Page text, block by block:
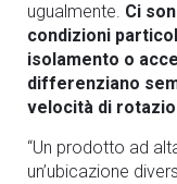
ugualmente. Ci
condizioni
isolamento o
differenziano
velocità di
“Un prodotto ad
un’ubicazione